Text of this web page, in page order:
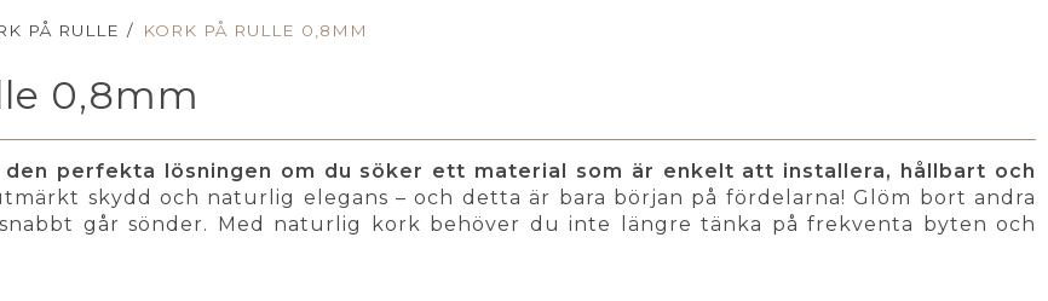
PÅ RULLE / KORK PÅ RULLE 0,8MM
0,8mm
den perfekta lösningen om du söker ett material som är enkelt att installera, hållbart och
skydd och naturlig elegans – och detta är bara början på fördelarna! Glöm bort andra
går sönder. Med naturlig kork behöver du inte längre tänka på frekventa byten och